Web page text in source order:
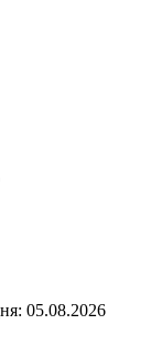
05.08.2026